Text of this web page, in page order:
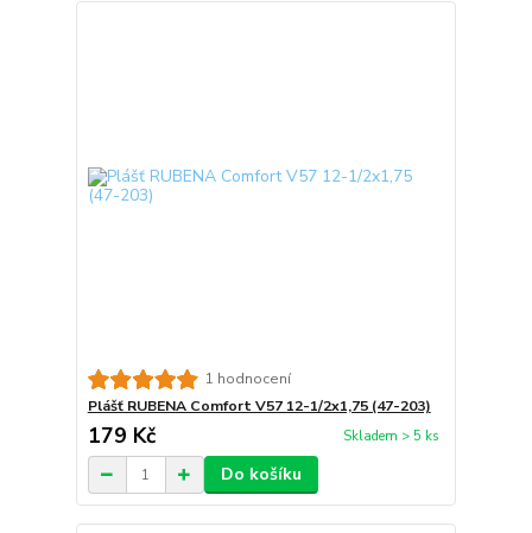
1 hodnocení
Plášť RUBENA Comfort V57 12-1/2x1,75 (47-203)
179 Kč Skladem > 5 ks
Do košíku